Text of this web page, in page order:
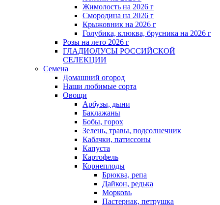
Жимолость на 2026 г
Смородина на 2026 г
Крыжовник на 2026 г
Голубика, клюква, брусника на 2026 г
Розы на лето 2026 г
ГЛАДИОЛУСЫ РОССИЙСКОЙ
СЕЛЕКЦИИ
Семена
Домашний огород
Наши любимые сорта
Овощи
Арбузы, дыни
Баклажаны
Бобы, горох
Зелень, травы, подсолнечник
Кабачки, патиссоны
Капуста
Картофель
Корнеплоды
Брюква, репа
Дайкон, редька
Морковь
Пастернак, петрушка